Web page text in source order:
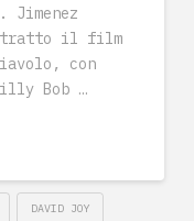
Jimenez
tratto il film
con
Bob …
DAVID JOY